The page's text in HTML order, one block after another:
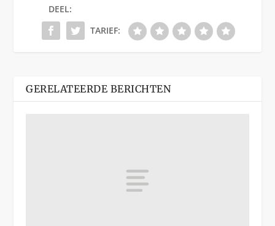
DEEL:
TARIEF:
GERELATEERDE BERICHTEN